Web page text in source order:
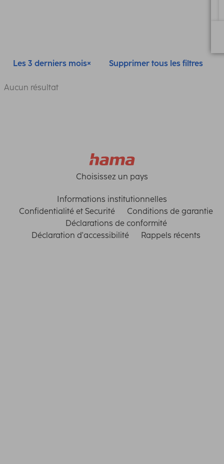
Les 3 derniers mois Supprimer tous les filtres
Aucun résultat
Choisissez un pays
Informations institutionnelles
Confidentialité et Securité
Conditions de garantie
Déclarations de conformité
Déclaration d'accessibilité
Rappels récents